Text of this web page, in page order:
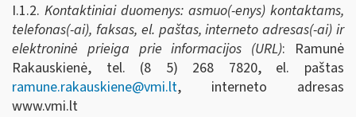
I.1.2. Kontaktiniai duomenys: asmuo(-enys) kontaktams,
telefonas(-ai), faksas, el. paštas, interneto adresas(-ai) ir
elektroninė prieiga prie informacijos (URL): Ramunė
Rakauskienė, tel. (8 5) 268 7820, el. paštas
ramune.rakauskiene@vmi.lt, interneto adresas
www.vmi.lt